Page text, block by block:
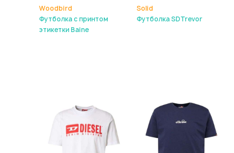
Woodbird
Футболка с принтом
этикетки Baine
Solid
Футболка SDTrevor